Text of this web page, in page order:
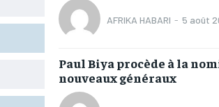
TOGOREGARD
NOUVELLE D’AFRIQUE
LEDEFENSEURINFO
TOGOREGARD
NOUVELLE D’AFRIQUE
LEDEFENSEURINFO
TOGOREGARD
NOUVELLE D’AFRIQUE
LEDEFENSEURINFO
TOGOREGARD
NOUVELLE D’AFRIQUE
LEDEFENSEURINFO
AFRIKA HABARI - 5 août
Paul Biya procède à la
nouveaux généraux